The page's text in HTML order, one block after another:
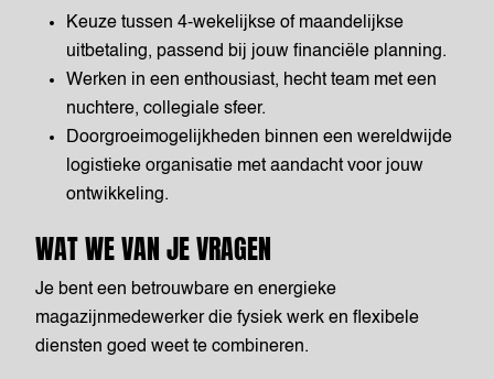
Keuze tussen 4-wekelijkse of maandelijkse
uitbetaling, passend bij jouw financiële planning.
Werken in een enthousiast, hecht team met een
nuchtere, collegiale sfeer.
Doorgroeimogelijkheden binnen een wereldwijde
logistieke organisatie met aandacht voor jouw
ontwikkeling.
WAT WE VAN JE VRAGEN
Je bent een betrouwbare en energieke
magazijnmedewerker die fysiek werk en flexibele
diensten goed weet te combineren.